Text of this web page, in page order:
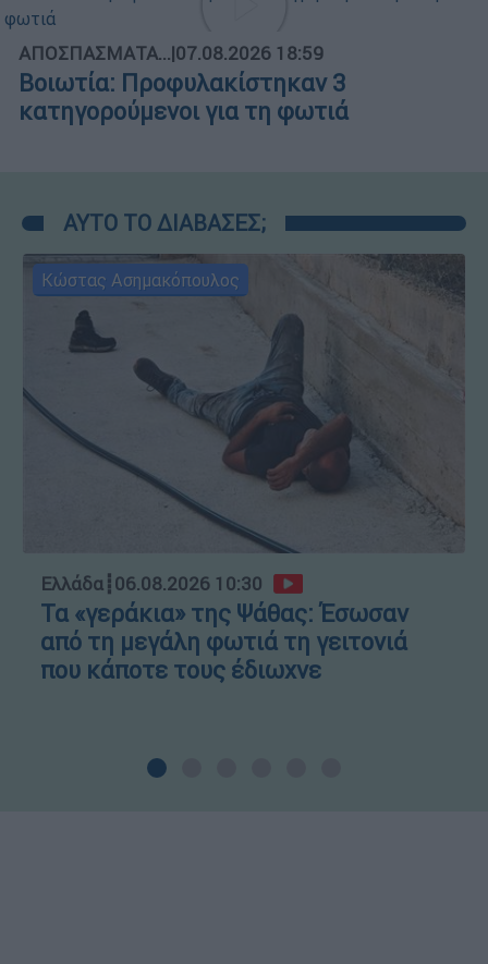
ΑΠΟΣΠΑΣΜΑΤΑ...|07.08.2026 18:59
Βοιωτία: Προφυλακίστηκαν 3
κατηγορούμενοι για τη φωτιά
ΑΥΤΟ ΤΟ ΔΙΑΒΑΣΕΣ;
Κώστας Ασημακόπουλος
Ελλάδα┋06.08.2026 10:30
Τα «γεράκια» της Ψάθας: Έσωσαν
από τη μεγάλη φωτιά τη γειτονιά
που κάποτε τους έδιωχνε